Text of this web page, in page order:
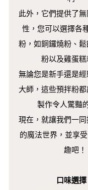
此外，它們提供了
性，您可以選擇各
粉，如銅鑼燒粉、
粉以及雞蛋糕
無論您是新手還是
大師，這些預拌粉
製作令人驚豔
現在，就讓我們一
的魔法世界，並享
趣吧！
口味選擇